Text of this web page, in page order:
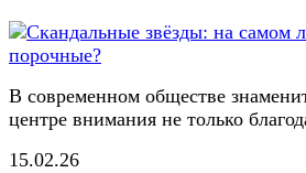
В современном обществе
центре внимания не только
15.02.26